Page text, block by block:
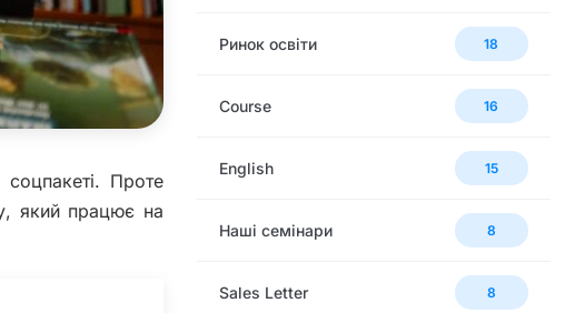
Проте
який працює на
Ринок освіти 18
Сourse 16
English 15
Наші семінари 8
Sales Letter 8